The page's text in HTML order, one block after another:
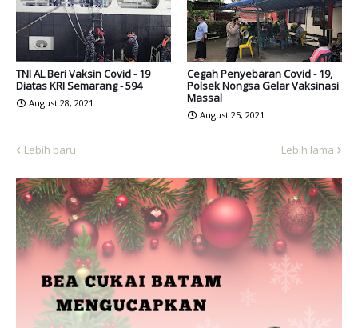
TNI AL Beri Vaksin Covid - 19
Diatas KRI Semarang - 594
August 28, 2021
Cegah Penyebaran Covid - 19,
Polsek Nongsa Gelar Vaksinasi
Massal
August 25, 2021
Lebih baru Lebih lama